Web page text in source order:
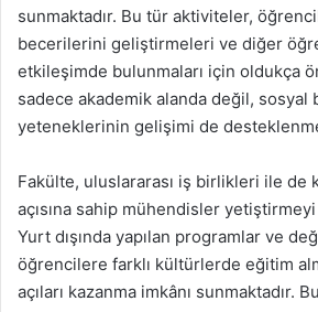
sunmaktadır. Bu tür aktiviteler,
becerilerini geliştirmeleri ve diğer
etkileşimde bulunmaları için oldukça
sadece akademik alanda değil,
yeteneklerinin gelişimi de
Fakülte, uluslararası iş birlikleri ile de
açısına sahip mühendisler
Yurt dışında yapılan programlar ve
öğrencilere farklı kültürlerde eğitim
açıları kazanma imkânı sunmaktadır.